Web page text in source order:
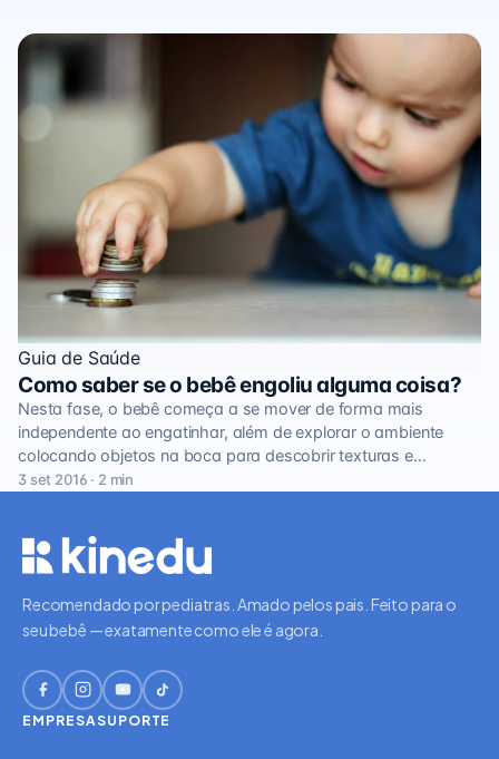
Guia de Saúde
Como saber se o bebê engoliu alguma coisa?
Nesta fase, o bebê começa a se mover de forma mais
independente ao engatinhar, além de explorar o ambiente
colocando objetos na boca para descobrir texturas e…
3 set 2016 · 2 min
Recomendado por pediatras. Amado pelos pais. Feito para o
seu bebê — exatamente como ele é agora.
EMPRESASUPORTE